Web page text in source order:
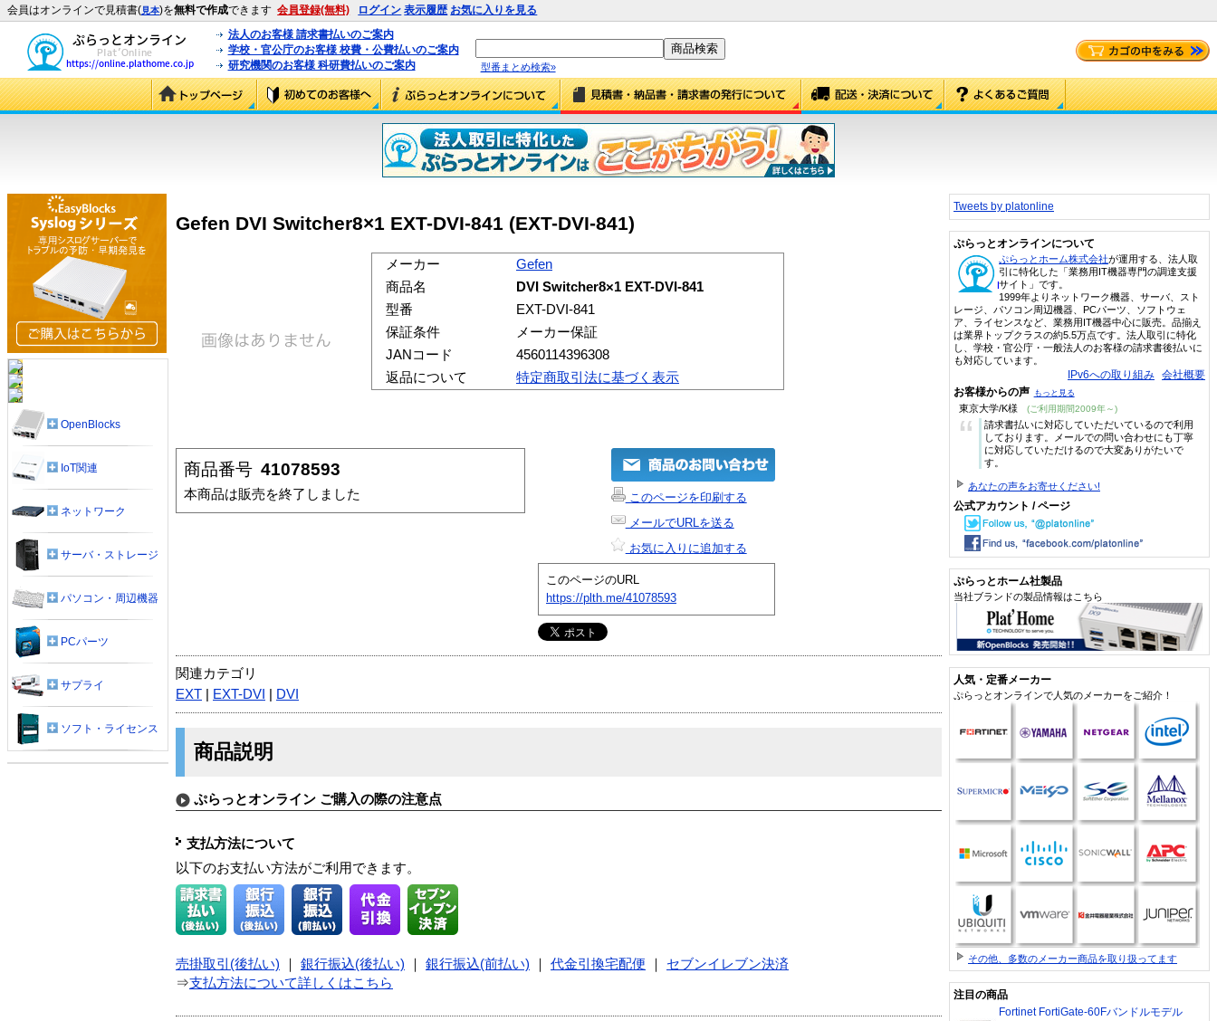
会員はオンラインで見積書(見本)を無料で作成できます 会員登録(無料) ログイン 表示履歴 お気に入りを見る
法人のお客様 請求書払いのご案内
学校・官公庁のお客様 校費・公費払いのご案内
研究機関のお客様 科研費払いのご案内
型番まとめ検索»
Gefen DVI Switcher8×1 EXT-DVI-841 (EXT-DVI-841)
メーカー
Gefen
商品名
DVI Switcher8×1 EXT-DVI-841
型番
EXT-DVI-841
保証条件
メーカー保証
JANコード
4560114396308
返品について
特定商取引法に基づく表示
商品番号 41078593
本商品は販売を終了しました
このページを印刷する
メールでURLを送る
お気に入りに追加する
このページのURL
https://plth.me/41078593
関連カテゴリ
EXT
EXT-DVI DVI
商品説明
ぷらっとオンライン ご購入の際の注意点
支払方法について
以下のお支払い方法がご利用できます。
売掛取引(後払い) 銀行振込(後払い) 銀行振込(前払い) 代金引換宅配便
セブンイレブン決済
⇒支払方法について詳しくはこちら
OpenBlocks
IoT関連
ネットワーク
サーバ・ストレージ
パソコン・周辺機器
PCパーツ
サプライ
ソフト・ライセンス
Tweets by platonline
ぷらっとオンラインについて
ぷらっとホーム株式会社が運用する、法人取
引に特化した「業務用IT機器専門の調達支援
サイト」です。
1999年よりネットワーク機器、サーバ、スト
レージ、パソコン周辺機器、PCパーツ、ソフトウェ
ア、ライセンスなど、業務用IT機器中心に販売。品揃え
は業界トップクラスの約5.5万点です。法人取引に特化
し、学校・官公庁・一般法人のお客様の請求書後払いに
も対応しています。
IPv6への取り組み 会社概要
お客様からの声 もっと見る
東京大学/K様 (ご利用期間2009年～)
“
請求書払いに対応していただいているので利用
しております。メールでの問い合わせにも丁寧
に対応していただけるので大変ありがたいで
す。
あなたの声をお寄せください!
公式アカウント / ページ
ぷらっとホーム社製品
当社ブランドの製品情報はこちら
人気・定番メーカー
ぷらっとオンラインで人気のメーカーをご紹介！
その他、多数のメーカー商品を取り扱ってます
注目の商品
Fortinet FortiGate-60Fバンドルモデル